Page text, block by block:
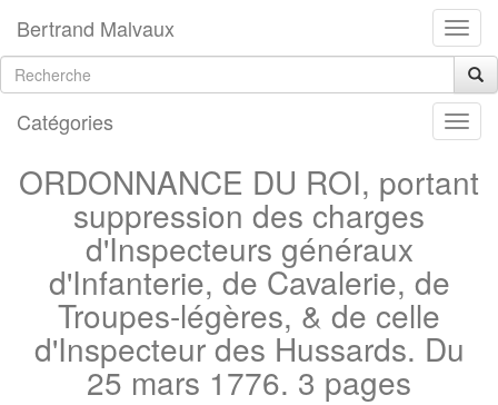
Bertrand Malvaux
Catégories
ORDONNANCE DU ROI, portant
suppression des charges
d'Inspecteurs généraux
d'Infanterie, de Cavalerie, de
Troupes-légères, & de celle
d'Inspecteur des Hussards. Du
25 mars 1776. 3 pages